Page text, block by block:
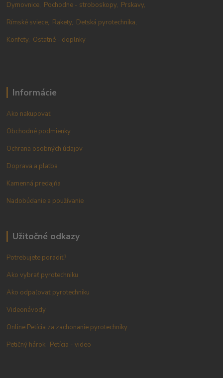
Dymovnice, Pochodne - stroboskopy, Prskavy,
Rímské sviece, Rakety, Detská pyrotechnika,
Konfety, Ostatné - doplnky
Informácie
Ako nakupovať
Obchodné podmienky
Ochrana osobných údajov
Doprava a platba
Kamenná predajňa
Nadobúdanie a používanie
Užitočné odkazy
Potrebujete poradiť?
Ako vybrať pyrotechniku
Ako odpaľovať pyrotechniku
Videonávody
Online Petícia za zachonanie pyrotechniky
Petičný hárok Petícia - video